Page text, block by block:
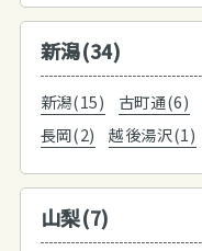
新潟(34)
新潟(15) 古町通(6)
長岡(2)
越後湯沢(1)
山梨(7)